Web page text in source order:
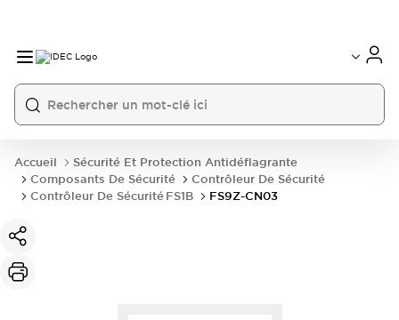
Accueil
Sécurité Et Protection Antidéflagrante
Composants De Sécurité
Contrôleur De Sécurité
Contrôleur De Sécurité FS1B
FS9Z-CN03